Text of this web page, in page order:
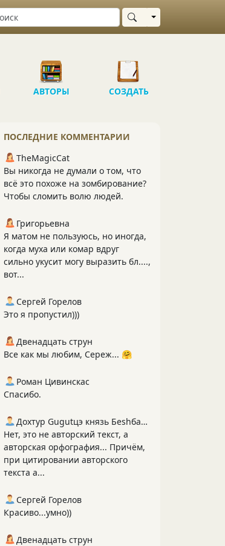
Выбрать область
АВТОРЫ СОЗДАТЬ
ПОСЛЕДНИЕ КОММЕНТАРИИ
TheMagicCat
Вы никогда не думали о том, что
всё это похоже на зомбирование?
Чтобы сломить волю людей.
Григорьевна
Я матом не пользуюсь, но иногда,
когда муха или комар вдруг
сильно укусит могу выразить бл....,
вот...
Сергей Горелов
Это я пропустил)))
Двенадцать струн
Все как мы любим, Сереж... 🤗
Роман Цивинскас
Спасибо.
Дохтур Gugutцэ князь Беshбармакоff
Нет, это не авторский текст, а
авторская орфография... Причём,
при цитировании авторского
текста а...
Сергей Горелов
Красиво...умно))
Двенадцать струн